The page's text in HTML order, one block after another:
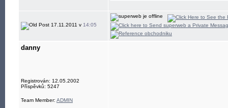
17.11.2011 v 14:05
danny
Registrován: 12.05.2002
Příspěvků: 5247
Team Member: ADMIN